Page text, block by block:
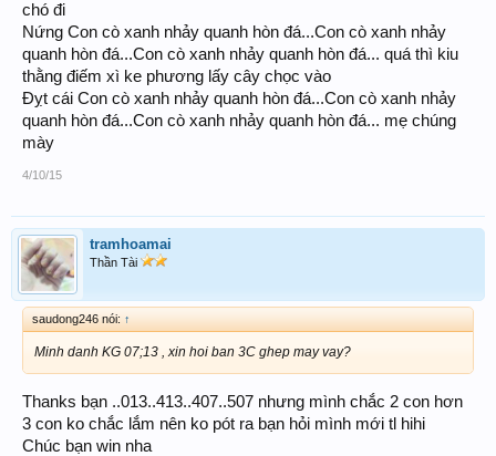
chó đi
Nứng Con cò xanh nhảy quanh hòn đá...Con cò xanh nhảy
quanh hòn đá...Con cò xanh nhảy quanh hòn đá... quá thì kiu
thằng điếm xì ke phương lấy cây chọc vào
Đỵt cái Con cò xanh nhảy quanh hòn đá...Con cò xanh nhảy
quanh hòn đá...Con cò xanh nhảy quanh hòn đá... mẹ chúng
mày
4/10/15
tramhoamai
Thần Tài
saudong246 nói: ↑
Minh danh KG 07;13 , xin hoi ban 3C ghep may vay?
Thanks bạn ..013..413..407..507 nhưng mình chắc 2 con hơn
3 con ko chắc lắm nên ko pót ra bạn hỏi mình mới tl hihi
Chúc bạn win nha